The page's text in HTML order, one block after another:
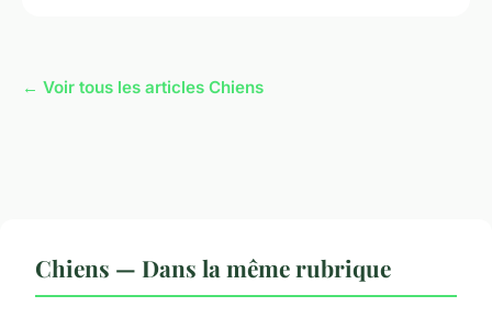
← Voir tous les articles Chiens
Chiens — Dans la même rubrique